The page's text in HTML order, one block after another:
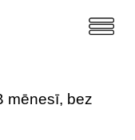
mēnesī, bez